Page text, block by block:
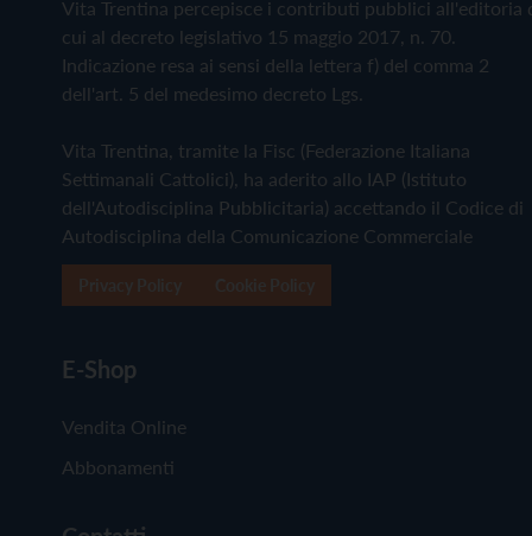
Vita Trentina percepisce i contributi pubblici all'editoria
cui al decreto legislativo 15 maggio 2017, n. 70.
Indicazione resa ai sensi della lettera f) del comma 2
dell'art. 5 del medesimo decreto Lgs.
Vita Trentina, tramite la Fisc (Federazione Italiana
Settimanali Cattolici), ha aderito allo IAP (Istituto
dell'Autodisciplina Pubblicitaria) accettando il Codice di
Autodisciplina della Comunicazione Commerciale
E-Shop
Vendita Online
Abbonamenti